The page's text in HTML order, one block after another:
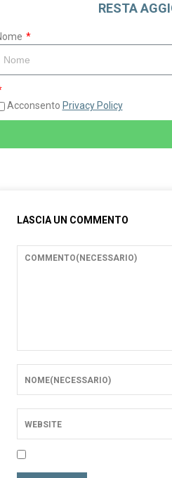
RESTA
Acconsento Privacy Policy
LASCIA UN COMMENTO